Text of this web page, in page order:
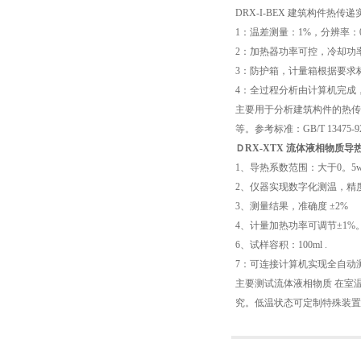
DRX-I-BEX 建筑构件热传递
1 ：温差测量： 1% ，分辨率：
2 ：加热器功率可控，冷却
3 ：防护箱，计量箱根据要求
4 ：全过程分析由计算机完成
主要用于分析建筑构件的热
等。参考标准： GB/T 13475-
ＤRX-XTX 流体液相物质导
1、导热系数范围：大于0。
2、仪器实现数字化测温，精
3、测量结果，准确度 ±2%
4、计量加热功率可调节±1%
6、试样容积： 100ml .
7 ：可连接计算机实现全自动
主要测试流体液相物质 在室
究。低温状态可定制特殊装